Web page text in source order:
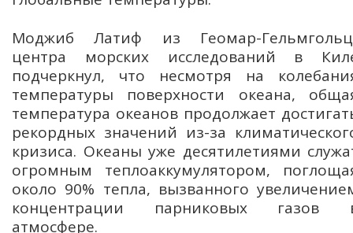
Моджиб Латиф из Геомар-
центра морских исследований в
подчеркнул, что несмотря на
температуры поверхности океана,
температура океанов продолжает
рекордных значений из-за
кризиса. Океаны уже десятилетиями
огромным теплоаккумулятором,
около 90% тепла, вызванного
концентрации парниковых газов
атмосфере.